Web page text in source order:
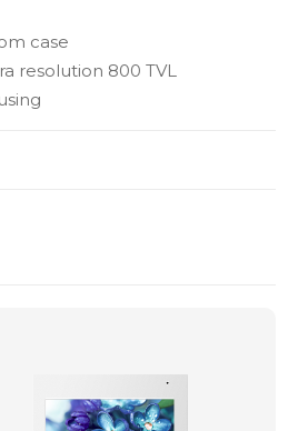
case
resolution 800 TVL